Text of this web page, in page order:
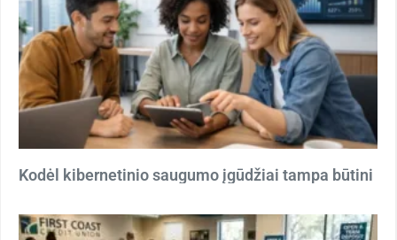
Kodėl kibernetinio saugumo įgūdžiai tampa būtini